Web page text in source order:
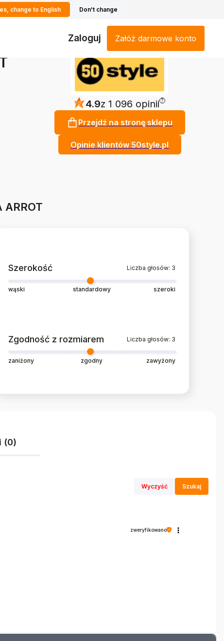
change to English Don't change
Zaloguj Załóż darmowe konto
4.9z 1 096 opinii ?
Przejdź na stronę sklepu
Opinie klientów 50style.pl
ARROT
Szerokość Liczba głosów: 3
wąski standardowy szeroki
Zgodność z rozmiarem Liczba głosów: 3
zaniżony zgodny zawyżony
(0)
Wyczyść Szukaj
zweryfikowano